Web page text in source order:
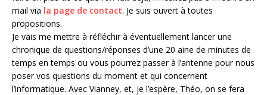
mail via la page de contact. Je suis ouvert à toutes
propositions.
Je vais me mettre à réfléchir à éventuellement lancer une
chronique de questions/réponses d’une 20 aine de minutes de
temps en temps ou vous pourrez passer à l’antenne pour nous
poser vos questions du moment et qui concernent
l’informatique. Avec Vianney, et, je l’espère, Théo, on se fera